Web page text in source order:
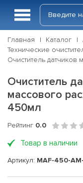
Главная Каталог
Технические
Очиститель датчиков
Очиститель
массового
450мл
Рейтинг 0.0
Товар в наличии
Артикул: MAF-450-